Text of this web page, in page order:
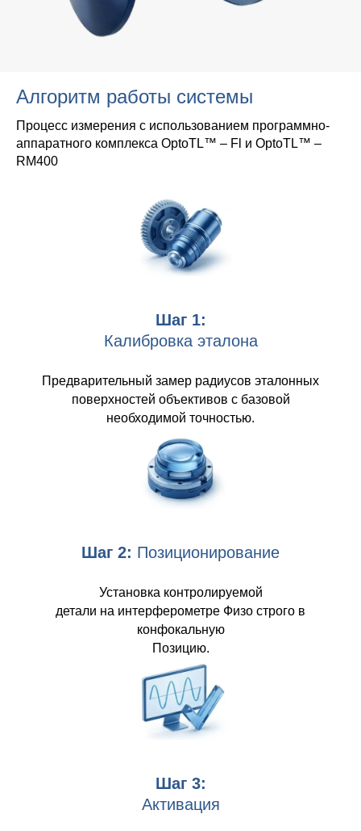
Алгоритм работы системы
Процесс измерения с использованием программно-
аппаратного комплекса OptoTL™ – Fl и OptoTL™ –
RM400
Шаг 1:
Калибровка эталона
Предварительный замер радиусов эталонных
поверхностей объективов с базовой
необходимой точностью.
Шаг 2: Позиционирование
Установка контролируемой
детали на интерферометре Физо строго в
конфокальную
Позицию.
Шаг 3:
Активация